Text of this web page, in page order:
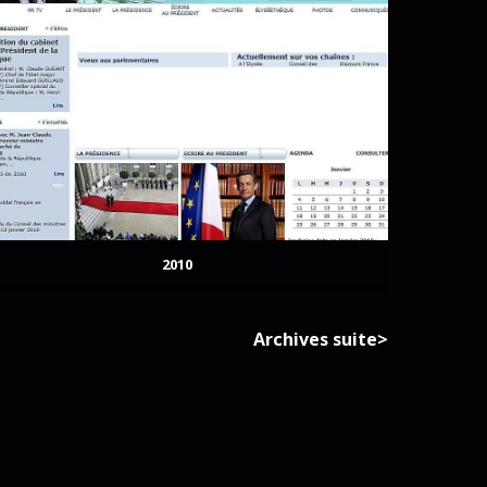
2010
Archives suite>